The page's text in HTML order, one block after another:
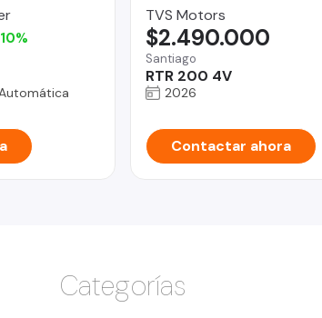
TVS Motors
Santiago
RTR 200 4V
$2.490.000
2026
Contactar ahora
Categorías